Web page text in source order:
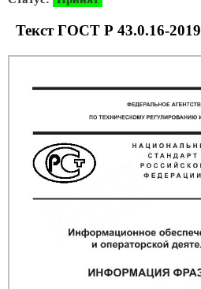
Текст ГОСТ Р 43.0.16-2019